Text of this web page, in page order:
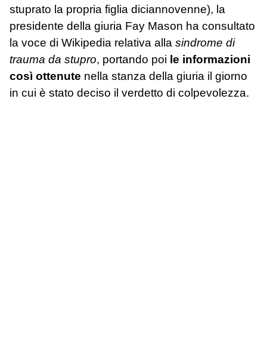
stuprato la propria figlia diciannovenne), la
presidente della giuria Fay Mason ha consultato
la voce di Wikipedia relativa alla sindrome di
trauma da stupro, portando poi le informazioni
così ottenute nella stanza della giuria il giorno
in cui è stato deciso il verdetto di colpevolezza.